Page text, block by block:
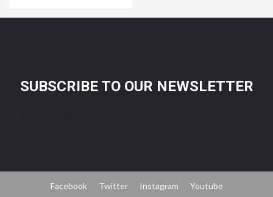
SUBSCRIBE TO OUR NEWSLETTER
Facebook Twitter Instagram Youtube